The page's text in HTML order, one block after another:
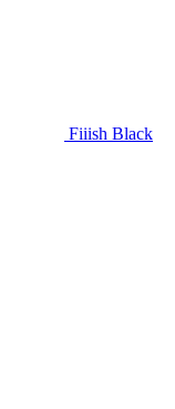
Fiiish Black